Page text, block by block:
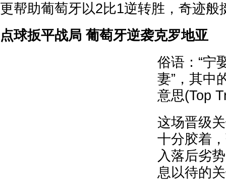
更帮助葡萄牙以2比1逆转胜，奇迹般
点球扳平战局 葡萄牙逆袭克罗地亚
俗语：“宁
妻”，其中
意思(Top
这场晋级
十分胶着
入落后劣
息以待的